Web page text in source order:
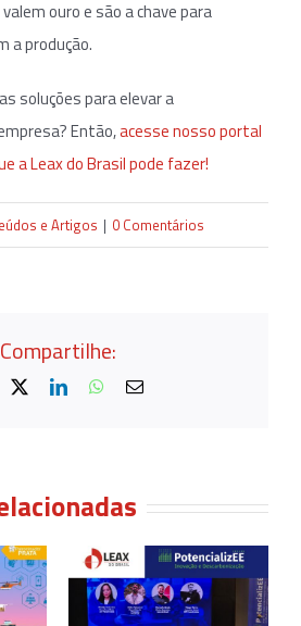
ouro e são a chave para
a produção.
soluções para elevar a
Então,acesse nosso portal
a Leax do Brasil pode fazer!
e Artigos | 0 Comentários
Compartilhe:
LinkedInWhatsApp
E-